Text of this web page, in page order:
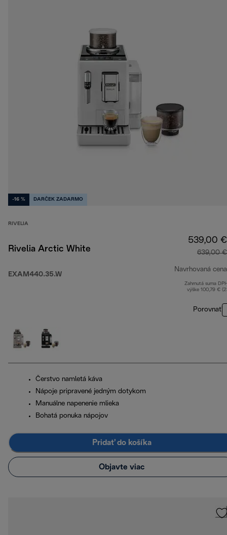
-16 % DARČEK ZADARMO
RIVELIA
Rivelia Arctic White
EXAM440.35.W
539,00 €
639,00 €
Navrhovaná cena
Zahrnutá suma
výške 100,79 €
Porovnať
Čerstvo namletá káva
Nápoje pripravené jedným dotykom
Manuálne napenenie mlieka
Bohatá ponuka nápojov
Pridať do košíka
Objavte viac